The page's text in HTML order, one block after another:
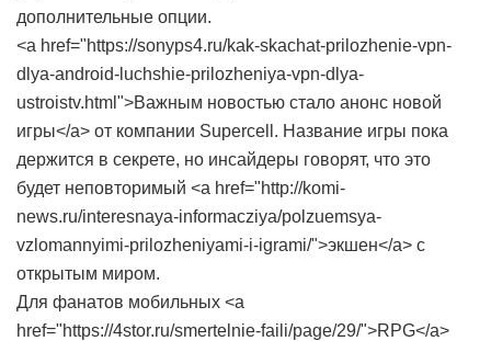
дополнительные опции.
<a href="https://sonyps4.ru/kak-skachat-prilozhenie-vpn-
dlya-android-luchshie-prilozheniya-vpn-dlya-
ustroistv.html">Важным новостью стало анонс новой
игры</a> от компании Supercell. Название игры пока
держится в секрете, но инсайдеры говорят, что это
будет неповторимый <a href="http://komi-
news.ru/interesnaya-informacziya/polzuemsya-
vzlomannyimi-prilozheniyami-i-igrami/">экшен</a> с
открытым миром.
Для фанатов мобильных <a
href="https://4stor.ru/smertelnie-faili/page/29/">RPG</a>